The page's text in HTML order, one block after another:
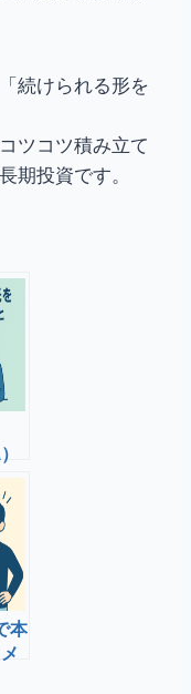
続けられる形を
ツコツ積み立て
期投資です。
本